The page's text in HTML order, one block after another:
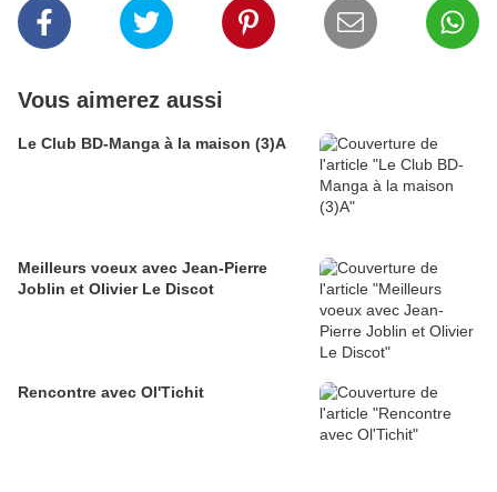
Vous aimerez aussi
Le Club BD-Manga à la maison (3)A
Meilleurs voeux avec Jean-Pierre
Joblin et Olivier Le Discot
Rencontre avec Ol'Tichit